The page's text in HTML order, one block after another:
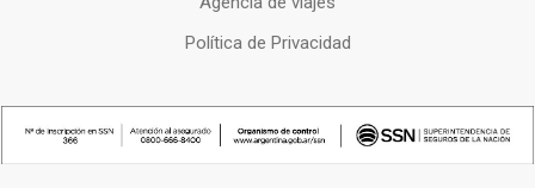
Política de Privacidad